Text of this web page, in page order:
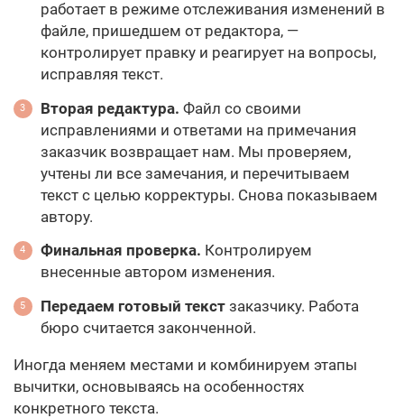
работает в режиме отслеживания изменений в
файле, пришедшем от редактора, —
контролирует правку и реагирует на вопросы,
исправляя текст.
Вторая редактура. Файл со своими
исправлениями и ответами на примечания
заказчик возвращает нам. Мы проверяем,
учтены ли все замечания, и перечитываем
текст с целью корректуры. Снова показываем
автору.
Финальная проверка. Контролируем
внесенные автором изменения.
Передаем готовый текст заказчику. Работа
бюро считается законченной.
Иногда меняем местами и комбинируем этапы
вычитки, основываясь на особенностях
конкретного текста.